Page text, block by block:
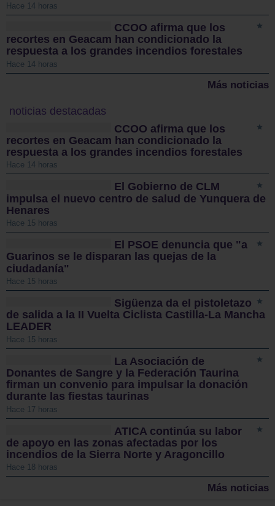
Hace 14 horas
CCOO afirma que los
recortes en Geacam han condicionado la
respuesta a los grandes incendios forestales
Hace 14 horas
Más noticias
noticias destacadas
CCOO afirma que los
recortes en Geacam han condicionado la
respuesta a los grandes incendios forestales
Hace 14 horas
El Gobierno de CLM
impulsa el nuevo centro de salud de Yunquera de
Henares
Hace 15 horas
El PSOE denuncia que "a
Guarinos se le disparan las quejas de la
ciudadanía"
Hace 15 horas
Sigüenza da el pistoletazo
de salida a la II Vuelta Ciclista Castilla-La Mancha
LEADER
Hace 15 horas
La Asociación de
Donantes de Sangre y la Federación Taurina
firman un convenio para impulsar la donación
durante las fiestas taurinas
Hace 17 horas
ATICA continúa su labor
de apoyo en las zonas afectadas por los
incendios de la Sierra Norte y Aragoncillo
Hace 18 horas
Más noticias